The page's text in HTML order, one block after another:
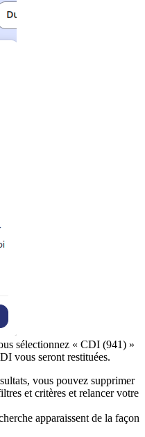
sélectionnez « CDI (941) »
vous seront restituées.
vous pouvez supprimer
et critères et relancer votre
apparaissent de la façon